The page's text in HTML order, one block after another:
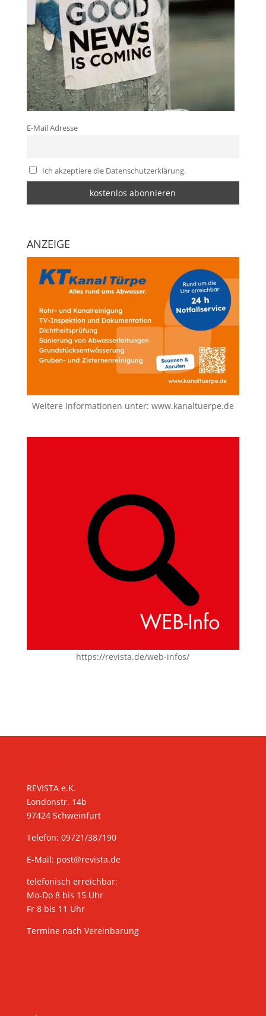
E-Mail Adresse
Ich akzeptiere die Datenschutzerklärung.
ANZEIGE
Weitere Informationen unter: www.kanaltuerpe.de
https://revista.de/web-infos/
REVISTA e.K.
Londonstr. 14b
97424 Schweinfurt
Telefon: 09721/387190
E-Mail: post@revista.de
telefonisch erreichbar:
Mo-Do 8 bis 15 Uhr
Fr 8 bis 11 Uhr
Termine nach Vereinbarung